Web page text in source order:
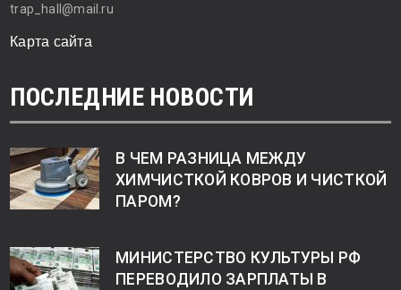
trap_hall@mail.ru
Карта сайта
ПОСЛЕДНИЕ НОВОСТИ
В ЧЕМ РАЗНИЦА МЕЖДУ
ХИМЧИСТКОЙ КОВРОВ И ЧИСТКОЙ
ПАРОМ?
МИНИСТЕРСТВО КУЛЬТУРЫ РФ
ПЕРЕВОДИЛО ЗАРПЛАТЫ В